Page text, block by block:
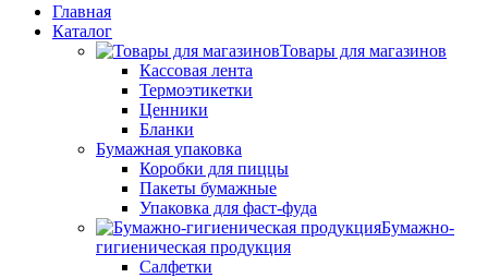
Главная
Каталог
Товары для магазинов
Кассовая лента
Термоэтикетки
Ценники
Бланки
Бумажная упаковка
Коробки для пиццы
Пакеты бумажные
Упаковка для фаст-фуда
Бумажно-
гигиеническая продукция
Салфетки